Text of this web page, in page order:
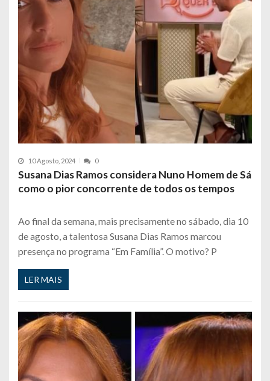
10 Agosto, 2024 0
Susana Dias Ramos considera Nuno Homem de Sá
como o pior concorrente de todos os tempos
Ao final da semana, mais precisamente no sábado, dia 10
de agosto, a talentosa Susana Dias Ramos marcou
presença no programa “Em Família”. O motivo? P
LER MAIS